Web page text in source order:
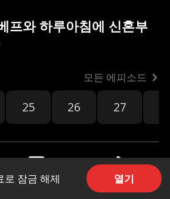
프와 하루아침에 신혼부
모든 에피소드
25 26 27
367 공유
로 잠금 해제 열기